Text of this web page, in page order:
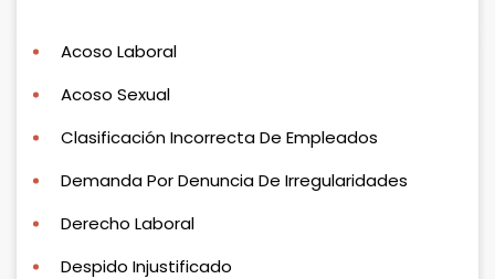
Acoso Laboral
Acoso Sexual
Clasificación Incorrecta De Empleados
Demanda Por Denuncia De Irregularidades
Derecho Laboral
Despido Injustificado